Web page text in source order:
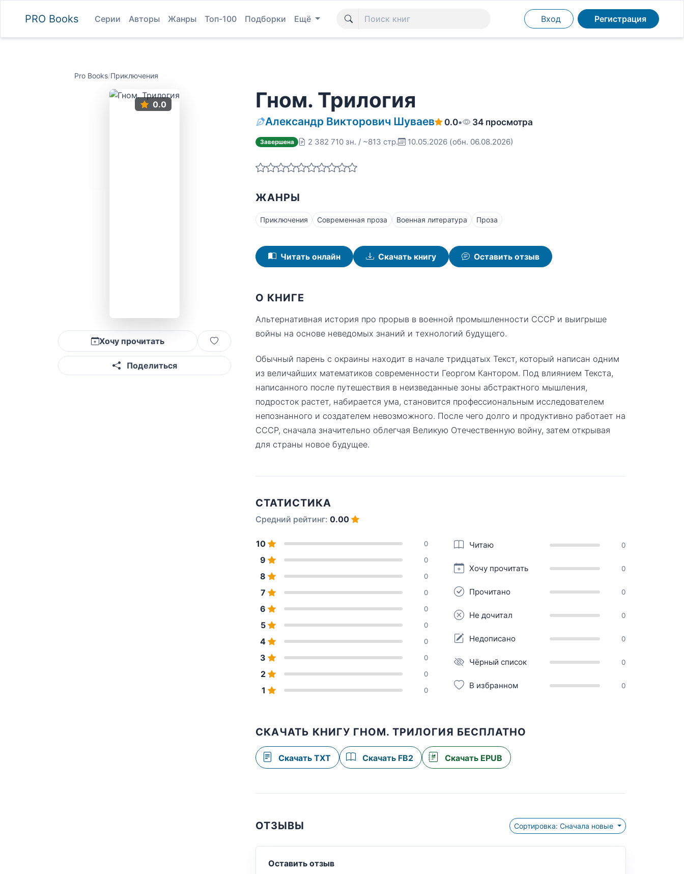
PRO Books Серии Авторы Жанры Топ-100 Подборки Ещё Вход Регистрация
Pro Books/Приключения
0.0
Хочу прочитать
Поделиться
Гном. Трилогия
Александр Викторович Шуваев 0.0• 34 просмотра
Завершена 2 382 710 зн. / ~813 стр. 10.05.2026 (обн. 06.08.2026)
ЖАНРЫ
Приключения Современная проза Военная литература Проза
Читать онлайн Скачать книгу Оставить отзыв
О КНИГЕ
Альтернативная история про прорыв в военной промышленности СССР и выигрыше
войны на основе неведомых знаний и технологий будущего.
Обычный парень с окраины находит в начале тридцатых Текст, который написан одним
из величайших математиков современности Георгом Кантором. Под влиянием Текста,
написанного после путешествия в неизведанные зоны абстрактного мышления,
подросток растет, набирается ума, становится профессиональным исследователем
непознанного и создателем невозможного. После чего долго и продуктивно работает на
СССР, сначала значительно облегчая Великую Отечественную войну, затем открывая
для страны новое будущее.
СТАТИСТИКА
Средний рейтинг: 0.00
10 0
9 0
8 0
7 0
6 0
5 0
4 0
3 0
2 0
1 0
Читаю 0
Хочу прочитать 0
Прочитано 0
Не дочитал 0
Недописано 0
Чёрный список 0
В избранном 0
СКАЧАТЬ КНИГУ ГНОМ. ТРИЛОГИЯ БЕСПЛАТНО
Скачать TXT Скачать FB2 Скачать EPUB
ОТЗЫВЫ Сортировка: Сначала новые
Оставить отзыв